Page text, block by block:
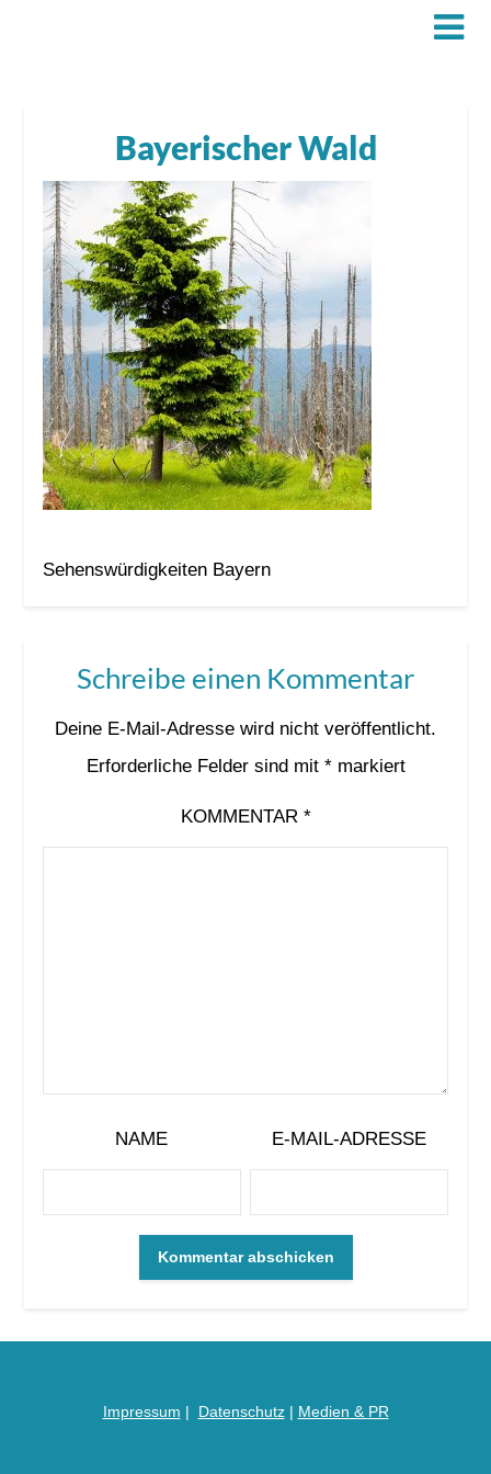
Bayerischer Wald
Sehenswürdigkeiten Bayern
Schreibe einen Kommentar
Deine E-Mail-Adresse wird nicht veröffentlicht.
Erforderliche Felder sind mit *markiert
KOMMENTAR *
NAME E-MAIL-ADRESSE
Impressum | Datenschutz| Medien & PR